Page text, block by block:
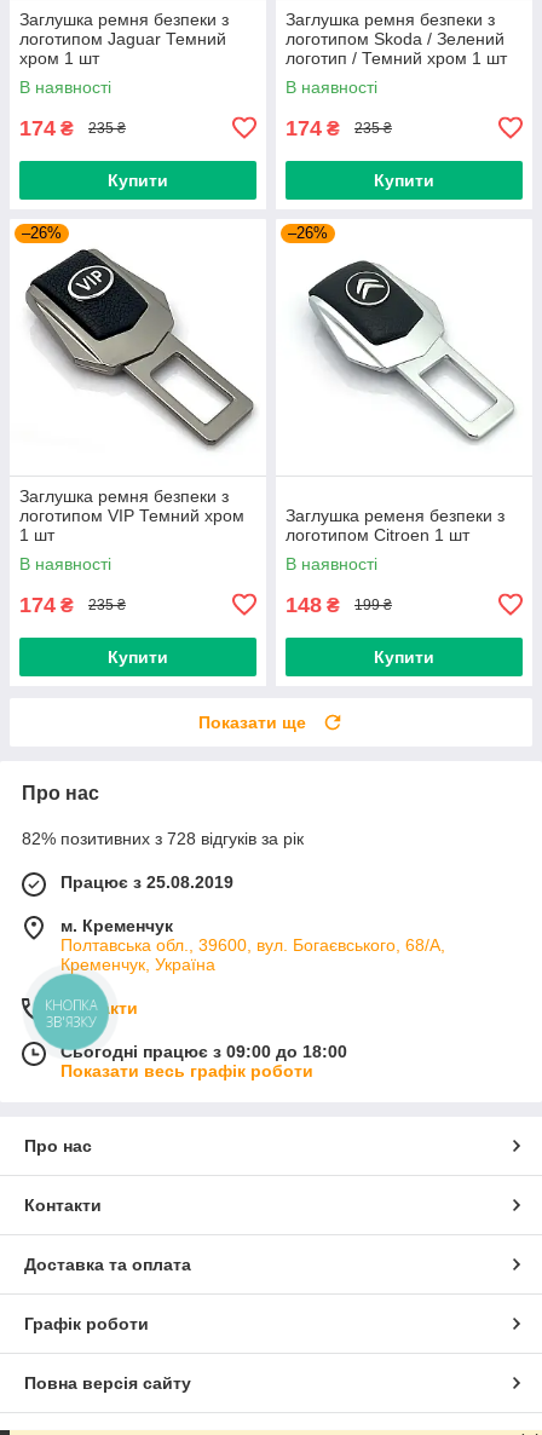
Заглушка ремня безпеки з
логотипом Jaguar Темний
хром 1 шт
В наявності
174 ₴ 235 ₴
Купити
Заглушка ремня безпеки з
логотипом Skoda / Зелений
логотип / Темний хром 1 шт
В наявності
174 ₴ 235 ₴
Купити
–26%
Заглушка ремня безпеки з
логотипом VIP Темний хром
1 шт
В наявності
174 ₴ 235 ₴
Купити
–26%
Заглушка ременя безпеки з
логотипом Citroen 1 шт
В наявності
148 ₴ 199 ₴
Купити
Показати ще
Про нас
82% позитивних з 728 відгуків за рік
Працює з 25.08.2019
м. Кременчук
Полтавська обл., 39600, вул. Богаєвського, 68/А,
Кременчук, Україна
Контакти
Сьогодні працює з 09:00 до 18:00
Показати весь графік роботи
Про нас
Контакти
Доставка та оплата
Графік роботи
Повна версія сайту
КНОПКА
ЗВ'ЯЗКУ